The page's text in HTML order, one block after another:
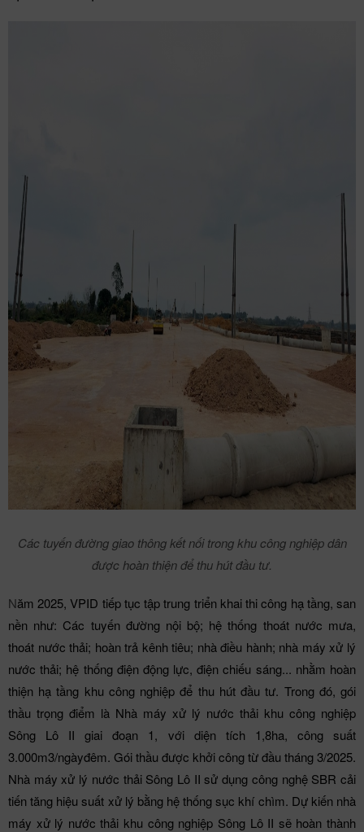
Các tuyến đường giao thông kết nối trong khu công nghiệp dân
được hoàn thiện để thu hút đầu tư.
Năm 2025, VPID tiếp tục tập trung triển khai thi công hạ tầng, san
nền như: Các tuyến đường nội bộ; hệ thống thoát nước mưa,
thoát nước thải; hoàn trả kênh tiêu; nhà điều hành; nhà máy xử lý
nước thải; hệ thống điện động lực, điện chiếu sáng... nhằm hoàn
thiện hạ tầng khu công nghiệp để thu hút đầu tư. Trong đó, gói
thầu trọng điểm là Nhà máy xử lý nước thải khu công nghiệp
Sông Lô II giai đoạn 1, với diện tích 1,8ha, công suất
3.000m3/ngàyđêm. Gói thầu được khởi công từ đầu tháng 3/2025.
Nhà máy xử lý nước thải Sông Lô II sử dụng công nghệ SBR cải
tiến tăng hiệu suất xử lý bằng hệ thống sục khí chìm. Dự kiến nhà
máy xử lý nước thải khu công nghiệp Sông Lô II sẽ hoàn thành